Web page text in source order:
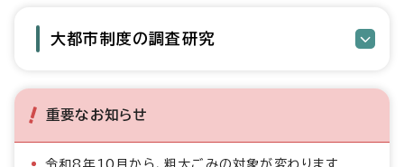
大都市制度の調査研究
重要なお知らせ
令和8年10月から、粗大ごみの対象が変わります